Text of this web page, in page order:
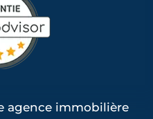
agence immobilière